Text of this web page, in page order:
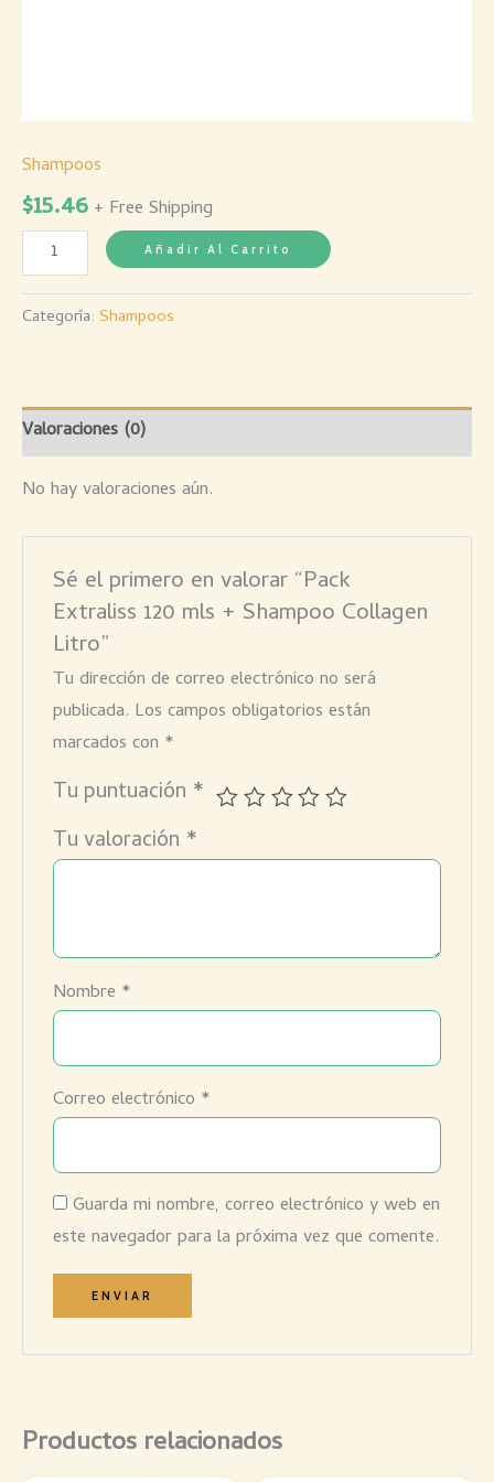
Shampoos
$15.46 + Free Shipping
Añadir Al Carrito
Categoría: Shampoos
Valoraciones (0)
No hay valoraciones aún.
Sé el primero en valorar “Pack
Extraliss 120 mls + Shampoo Collagen
Litro”
Tu dirección de correo electrónico no será
publicada. Los campos obligatorios están
marcados con *
Tu puntuación *
Tu valoración *
Nombre *
Correo electrónico *
Guarda mi nombre, correo electrónico y web en
este navegador para la próxima vez que comente.
Productos relacionados